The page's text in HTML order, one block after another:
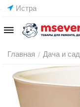
Истра
Главная / Дача и сад